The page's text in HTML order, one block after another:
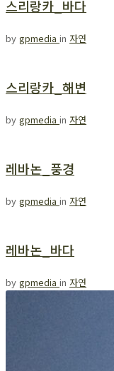
스리랑카_바다
by gpmedia in 자연
스리랑카_해변
by gpmedia in 자연
레바논_풍경
by gpmedia in 자연
레바논_바다
by gpmedia in 자연